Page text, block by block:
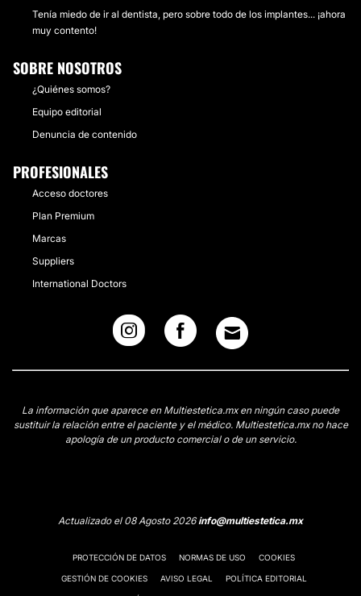
Tenía miedo de ir al dentista, pero sobre todo de los implantes... ¡ahora
muy contento!
SOBRE NOSOTROS
¿Quiénes somos?
Equipo editorial
Denuncia de contenido
PROFESIONALES
Acceso doctores
Plan Premium
Marcas
Suppliers
International Doctors
La información que aparece en Multiestetica.mx en ningún caso puede
sustituir la relación entre el paciente y el médico. Multiestetica.mx no hace
apología de un producto comercial o de un servicio.
Actualizado el 08 Agosto 2026info@multiestetica.mx
PROTECCIÓN DE DATOS NORMAS DE USO COOKIES
GESTIÓN DE COOKIES AVISO LEGAL POLÍTICA EDITORIAL